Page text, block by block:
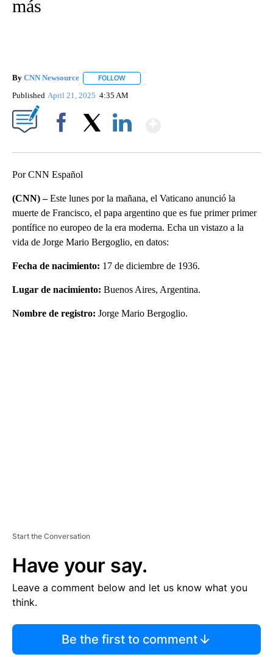
más
By CNN Newsource FOLLOW
Published April 21, 2025 4:35 AM
Por CNN Español
(CNN) –Este lunes por la mañana, el Vaticano anunció la
muerte de Francisco, el papa argentino que es fue primer primer
pontífice no europeo de la era moderna. Echa un vistazo a la
vida de Jorge Mario Bergoglio, en datos:
Fecha de nacimiento: 17 de diciembre de 1936.
Lugar de nacimiento: Buenos Aires, Argentina.
Nombre de registro: Jorge Mario Bergoglio.
Start the Conversation
Have your say.
Leave a comment below and let us know what you
think.
Be the first to comment